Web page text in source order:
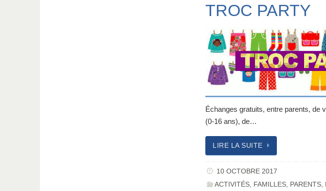
TROC PARTY
Échanges gratuits, entre parents, de
(0-16 ans), de…
LIRE LA SUITE
10 OCTOBRE 2017
ACTIVITÉS, FAMILLES, PARENTS,